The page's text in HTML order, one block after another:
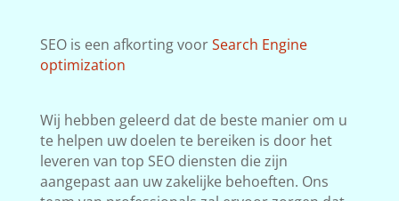
SEO is een afkorting voorSearch Engine
optimization
Wij hebben geleerd dat de beste manier om u
te helpen uw doelen te bereiken is door het
leveren van top SEO diensten die zijn
aangepast aan uw zakelijke behoeften. Ons